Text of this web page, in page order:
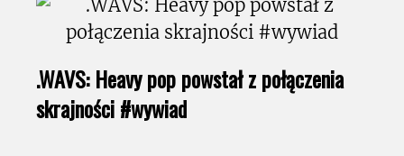
.WAVS: Heavy pop powstał z połączenia
skrajności #wywiad